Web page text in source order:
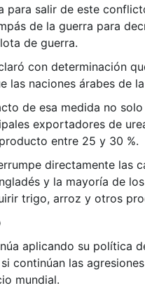
para salir de este
de la guerra para
de guerra.
con determinación
las naciones árabes de
de esa medida no
exportadores de
entre 25 y 30 %.
directamente las
y la mayoría de
trigo, arroz y otros
aplicando su política
continúan las
mundial.